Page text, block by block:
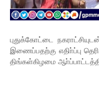
புதுக்கோட்டை
இணைப்பதற்கு எதிா்ப்பு
திங்கள்கிழமை